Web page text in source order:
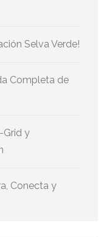
Selva Verde!
Completa de
Grid y
Conecta y